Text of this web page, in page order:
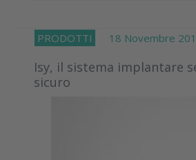
PRODOTTI 18 Novembre
Isy, il sistema implantare
sicuro